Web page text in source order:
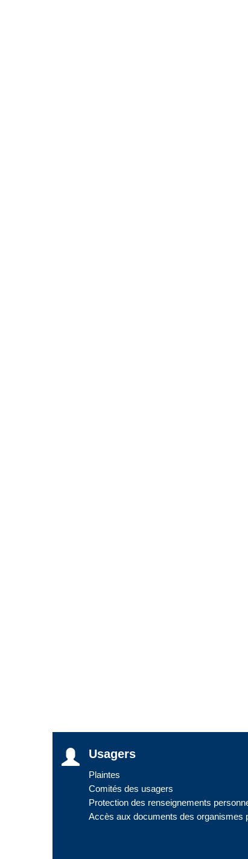
Usagers
Plaintes
Comités des usagers
Protection des renseignements
Accès aux documents des organismes